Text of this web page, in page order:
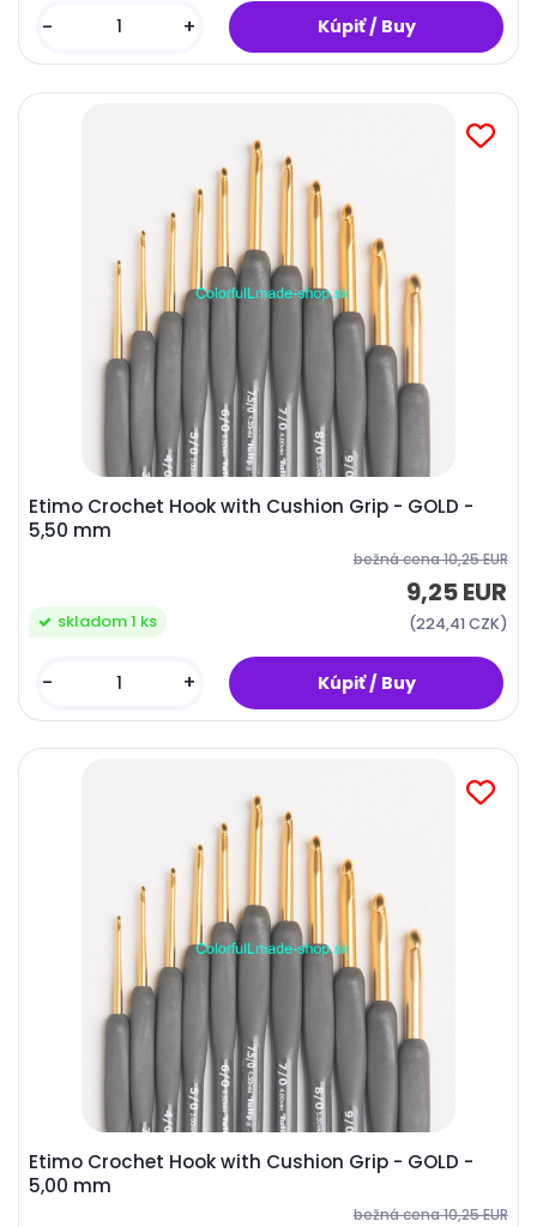
- +
Etimo Crochet Hook with Cushion Grip - GOLD -
5,50 mm
bežná cena10,25 EUR
9,25 EUR
(224,41 CZK)
skladom 1 ks
- +
Etimo Crochet Hook with Cushion Grip - GOLD -
5,00 mm
bežná cena10,25 EUR